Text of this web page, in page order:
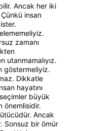
Ancak her iki
insan
zamanı
utanmamalıyız.
göstermeliyiz.
Dikkatle
hayatını
büyük
önemlisidir.
Ancak
Sonsuz bir ömür